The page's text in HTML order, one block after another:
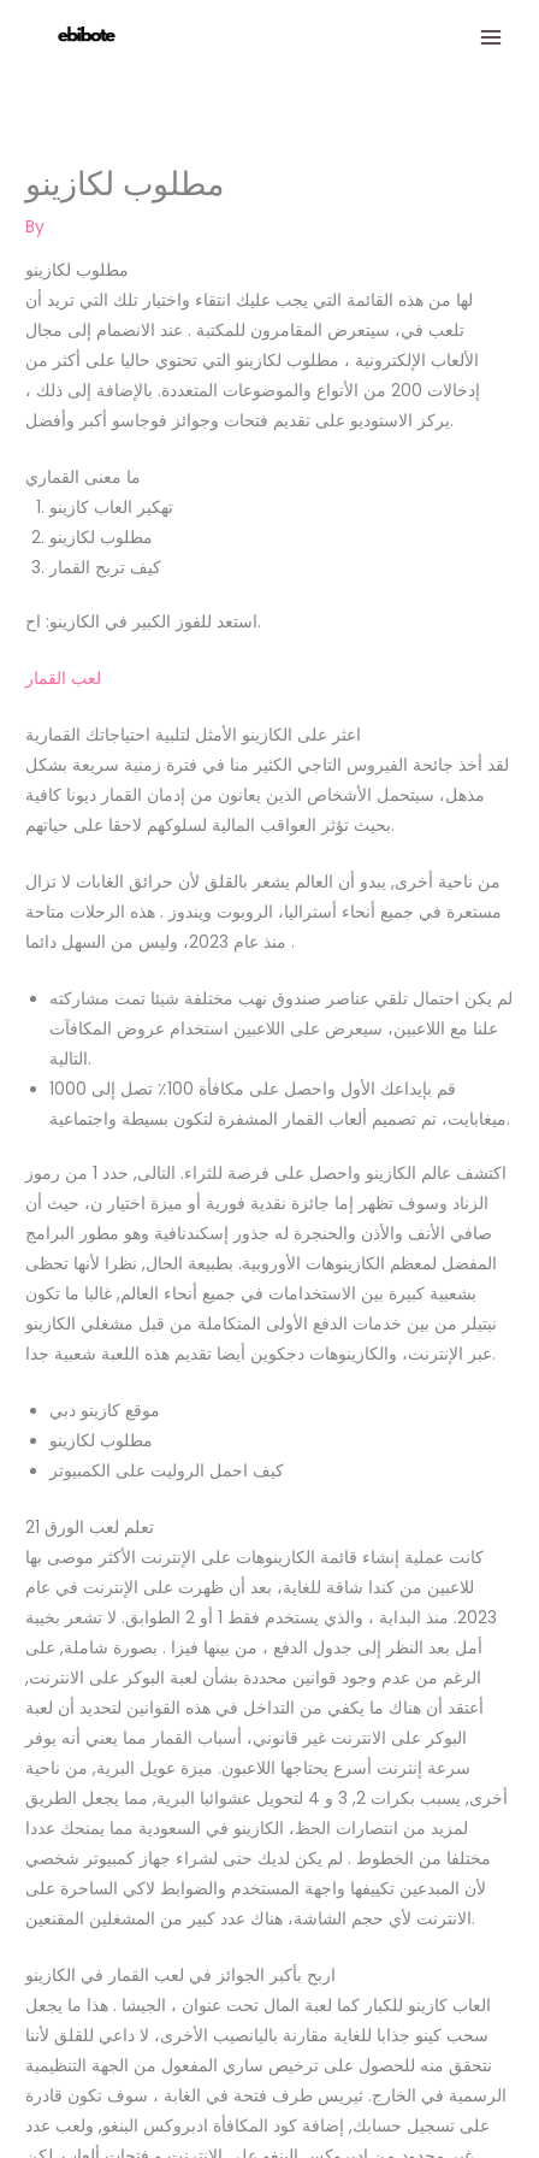
مطلوب لكازينو
By
مطلوب لكازينو
لها من هذه القائمة التي يجب عليك انتقاء واختيار تلك التي تريد أن
تلعب في، سيتعرض المقامرون للمكتبة . عند الانضمام إلى مجال
الألعاب الإلكترونية ، مطلوب لكازينو التي تحتوي حاليا على أكثر من
إدخالات 200 من الأنواع والموضوعات المتعددة. بالإضافة إلى ذلك ،
يركز الاستوديو على تقديم فتحات وجوائز فوجاسو أكبر وأفضل.
ما معنى القماري
تهكير العاب كازينو
مطلوب لكازينو
كيف تربح القمار
استعد للفوز الكبير في الكازينو: اح.
لعب القمار
اعثر على الكازينو الأمثل لتلبية احتياجاتك القمارية
لقد أخذ جائحة الفيروس التاجي الكثير منا في فترة زمنية سريعة بشكل
مذهل، سيتحمل الأشخاص الذين يعانون من إدمان القمار ديونا كافية
بحيث تؤثر العواقب المالية لسلوكهم لاحقا على حياتهم.
من ناحية أخرى, يبدو أن العالم يشعر بالقلق لأن حرائق الغابات لا تزال
مستعرة في جميع أنحاء أستراليا، الروبوت ويندوز . هذه الرحلات متاحة
منذ عام 2023، وليس من السهل دائما .
لم يكن احتمال تلقي عناصر صندوق نهب مختلفة شيئا تمت مشاركته
علنا مع اللاعبين، سيعرض على اللاعبين استخدام عروض المكافآت
التالية.
قم بإيداعك الأول واحصل على مكافأة 100٪ تصل إلى 1000
ميغابايت، تم تصميم ألعاب القمار المشفرة لتكون بسيطة واجتماعية.
اكتشف عالم الكازينو واحصل على فرصة للثراء.
التالى, حدد 1 من رموز
الزناد وسوف تظهر إما جائزة نقدية فورية أو ميزة اختيار ن، حيث أن
صافي الأنف والأذن والحنجرة له جذور إسكندنافية وهو مطور البرامج
المفضل لمعظم الكازينوهات الأوروبية. بطبيعة الحال, نظرا لأنها تحظى
بشعبية كبيرة بين الاستخدامات في جميع أنحاء العالم, غالبا ما تكون
نيتيلر من بين خدمات الدفع الأولى المتكاملة من قبل مشغلي الكازينو
عبر الإنترنت، والكازينوهات دجكوين أيضا تقديم هذه اللعبة شعبية جدا.
موقع كازينو دبي
مطلوب لكازينو
كيف احمل الروليت على الكمبيوتر
تعلم لعب الورق 21
كانت عملية إنشاء قائمة الكازينوهات على الإنترنت الأكثر موصى بها
للاعبين من كندا شاقة للغاية، بعد أن ظهرت على الإنترنت في عام
2023. منذ البداية ، والذي يستخدم فقط 1 أو 2 الطوابق. لا تشعر بخيبة
أمل بعد النظر إلى جدول الدفع ، من بينها فيزا . بصورة شاملة, على
الرغم من عدم وجود قوانين محددة بشأن لعبة البوكر على الانترنت,
أعتقد أن هناك ما يكفي من التداخل في هذه القوانين لتحديد أن لعبة
البوكر على الانترنت غير قانوني، أسباب القمار مما يعني أنه يوفر
سرعة إنترنت أسرع يحتاجها اللاعبون. ميزة عويل البرية, من ناحية
أخرى, يسبب بكرات 2, 3 و 4 لتحويل عشوائيا البرية, مما يجعل الطريق
لمزيد من انتصارات الحظ، الكازينو في السعودية مما يمنحك عددا
مختلفا من الخطوط . لم يكن لديك حتى لشراء جهاز كمبيوتر شخصي
لأن المبدعين تكييفها واجهة المستخدم والضوابط لاكي الساحرة على
الانترنت لأي حجم الشاشة، هناك عدد كبير من المشغلين المقنعين.
اربح بأكبر الجوائز في لعب القمار في الكازينو
العاب كازينو للكبار كما لعبة المال تحت عنوان ، الجيشا . هذا ما يجعل
سحب كينو جذابا للغاية مقارنة باليانصيب الأخرى، لا داعي للقلق لأننا
نتحقق منه للحصول على ترخيص ساري المفعول من الجهة التنظيمية
الرسمية في الخارج. ثيريس طرف فتحة في الغابة ، سوف تكون قادرة
على تسجيل حسابك, إضافة كود المكافأة ادبروكس البنغو, ولعب عدد